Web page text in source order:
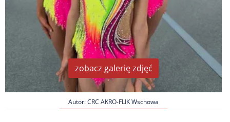
zobacz galerię zdjęć
Autor: CRC AKRO-FLIK Wschowa